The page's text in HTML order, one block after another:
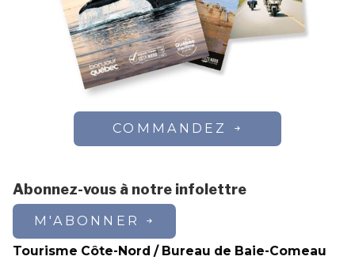
COMMANDEZ
Abonnez-vous à notre infolettre
M'ABONNER
Tourisme Côte-Nord / Bureau de Baie-Comeau